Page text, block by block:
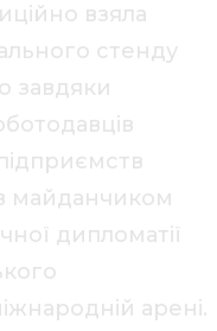
взяла
стенду
завдяки
майданчиком
дипломатії
арені.